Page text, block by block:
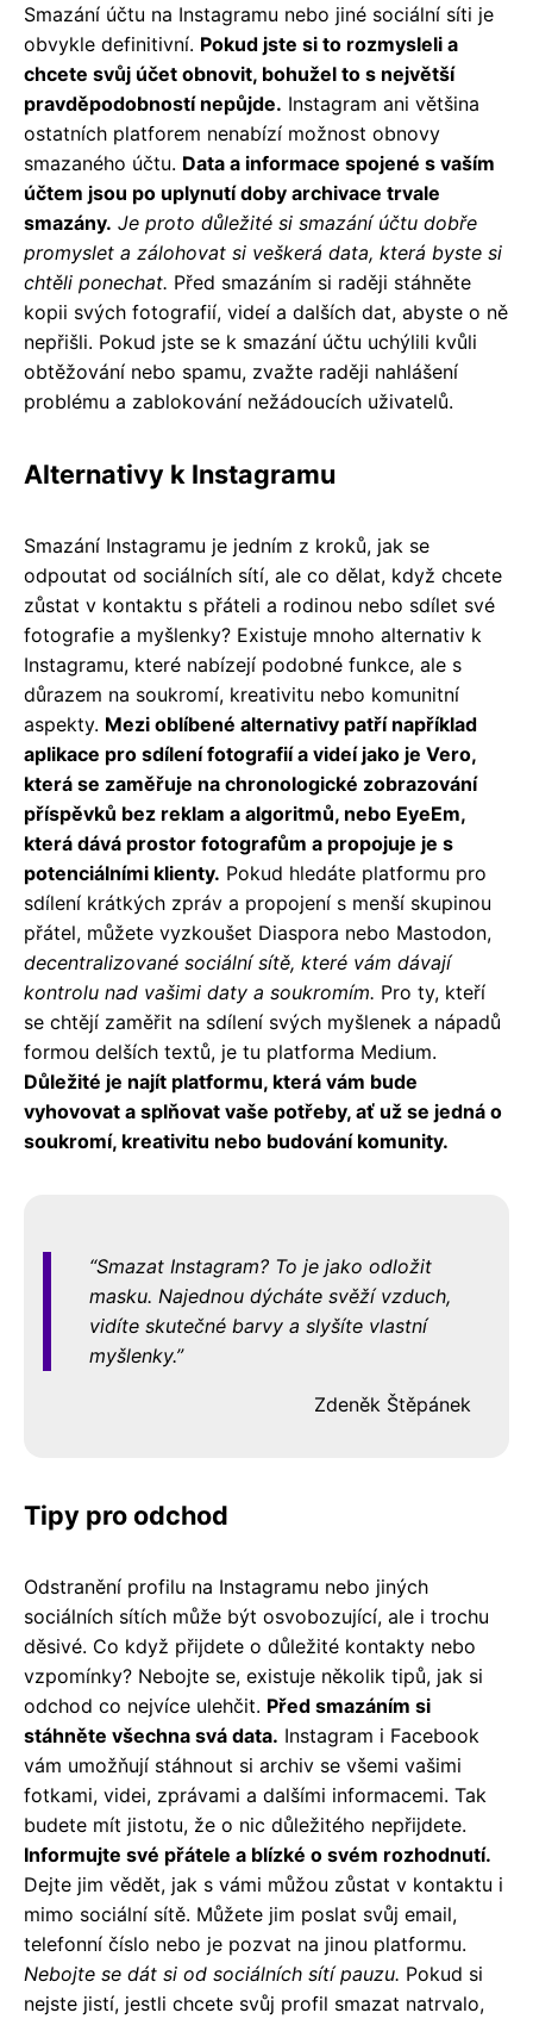
Smazání účtu na Instagramu nebo jiné sociální síti je
obvykle definitivní. Pokud jste si to rozmysleli a
chcete svůj účet obnovit, bohužel to s největší
pravděpodobností nepůjde. Instagram ani většina
ostatních platforem nenabízí možnost obnovy
smazaného účtu. Data a informace spojené s vaším
účtem jsou po uplynutí doby archivace trvale
smazány. Je proto důležité si smazání účtu dobře
promyslet a zálohovat si veškerá data, která byste si
chtěli ponechat. Před smazáním si raději stáhněte
kopii svých fotografií, videí a dalších dat, abyste o ně
nepřišli. Pokud jste se k smazání účtu uchýlili kvůli
obtěžování nebo spamu, zvažte raději nahlášení
problému a zablokování nežádoucích uživatelů.
Alternativy k Instagramu
Smazání Instagramu je jedním z kroků, jak se
odpoutat od sociálních sítí, ale co dělat, když chcete
zůstat v kontaktu s přáteli a rodinou nebo sdílet své
fotografie a myšlenky? Existuje mnoho alternativ k
Instagramu, které nabízejí podobné funkce, ale s
důrazem na soukromí, kreativitu nebo komunitní
aspekty. Mezi oblíbené alternativy patří například
aplikace pro sdílení fotografií a videí jako je Vero,
která se zaměřuje na chronologické zobrazování
příspěvků bez reklam a algoritmů, nebo EyeEm,
která dává prostor fotografům a propojuje je s
potenciálními klienty. Pokud hledáte platformu pro
sdílení krátkých zpráv a propojení s menší skupinou
přátel, můžete vyzkoušet Diaspora nebo Mastodon,
decentralizované sociální sítě, které vám dávají
kontrolu nad vašimi daty a soukromím. Pro ty, kteří
se chtějí zaměřit na sdílení svých myšlenek a nápadů
formou delších textů, je tu platforma Medium.
Důležité je najít platformu, která vám bude
vyhovovat a splňovat vaše potřeby, ať už se jedná o
soukromí, kreativitu nebo budování komunity.
Smazat Instagram? To je jako odložit
masku. Najednou dýcháte svěží vzduch,
vidíte skutečné barvy a slyšíte vlastní
myšlenky.
Zdeněk Štěpánek
Tipy pro odchod
Odstranění profilu na Instagramu nebo jiných
sociálních sítích může být osvobozující, ale i trochu
děsivé. Co když přijdete o důležité kontakty nebo
vzpomínky? Nebojte se, existuje několik tipů, jak si
odchod co nejvíce ulehčit. Před smazáním si
stáhněte všechna svá data. Instagram i Facebook
vám umožňují stáhnout si archiv se všemi vašimi
fotkami, videi, zprávami a dalšími informacemi. Tak
budete mít jistotu, že o nic důležitého nepřijdete.
Informujte své přátele a blízké o svém rozhodnutí.
Dejte jim vědět, jak s vámi můžou zůstat v kontaktu i
mimo sociální sítě. Můžete jim poslat svůj email,
telefonní číslo nebo je pozvat na jinou platformu.
Nebojte se dát si od sociálních sítí pauzu. Pokud si
nejste jistí, jestli chcete svůj profil smazat natrvalo,